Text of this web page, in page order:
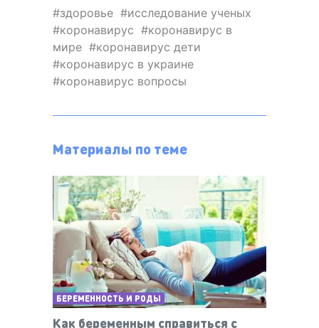
здоровье
исследование ученых
коронавирус
коронавирус в
мире
коронавирус дети
коронавирус в украине
коронавирус вопросы
Материалы по теме
БЕРЕМЕННОСТЬ И РОДЫ
Как беременным справиться с